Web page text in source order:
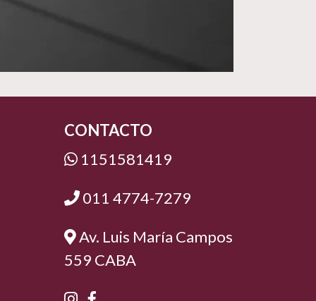
CONTACTO
1151581419
011 4774-7279
Av. Luis María Campos
559 CABA